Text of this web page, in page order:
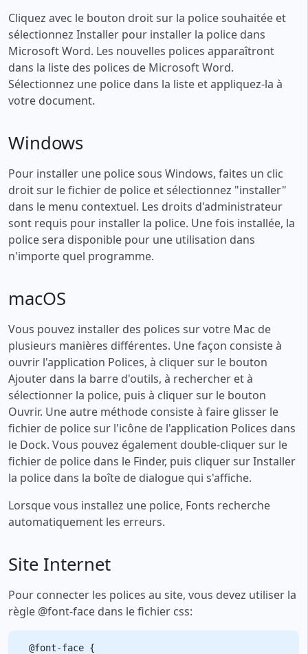
Cliquez avec le bouton droit sur la police souhaitée et
sélectionnez Installer pour installer la police dans
Microsoft Word. Les nouvelles polices apparaîtront
dans la liste des polices de Microsoft Word.
Sélectionnez une police dans la liste et appliquez-la à
votre document.
Windows
Pour installer une police sous Windows, faites un clic
droit sur le fichier de police et sélectionnez "installer"
dans le menu contextuel. Les droits d'administrateur
sont requis pour installer la police. Une fois installée, la
police sera disponible pour une utilisation dans
n'importe quel programme.
macOS
Vous pouvez installer des polices sur votre Mac de
plusieurs manières différentes. Une façon consiste à
ouvrir l'application Polices, à cliquer sur le bouton
Ajouter dans la barre d'outils, à rechercher et à
sélectionner la police, puis à cliquer sur le bouton
Ouvrir. Une autre méthode consiste à faire glisser le
fichier de police sur l'icône de l'application Polices dans
le Dock. Vous pouvez également double-cliquer sur le
fichier de police dans le Finder, puis cliquer sur Installer
la police dans la boîte de dialogue qui s'affiche.
Lorsque vous installez une police, Fonts recherche
automatiquement les erreurs.
Site Internet
Pour connecter les polices au site, vous devez utiliser la
règle @font-face dans le fichier css:
@font-face {